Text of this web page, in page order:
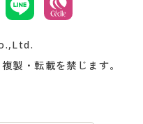
社案内
イトマップ
お支払は
れの場合
製・転載を禁じます。